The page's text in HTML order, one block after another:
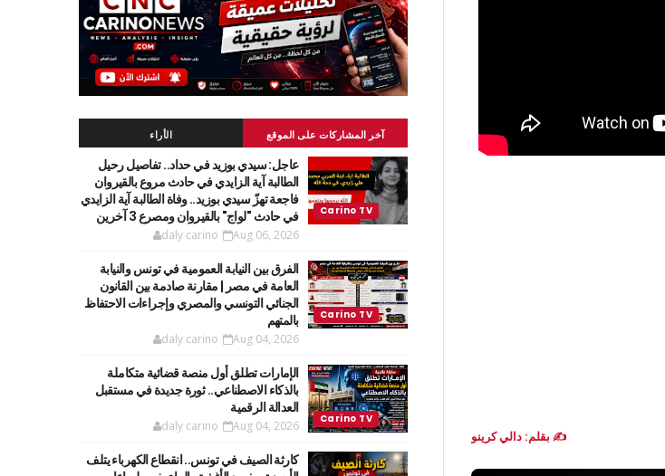
✍️ بقلم: دالي كرينو
آخر المشاركات على الموقع الأراء
عاجل: سيدي بوزيد في حداد.. تفاصيل رحيل
الطالبة آية الزايدي في حادث مروع بالقيروان
فاجعة تهزّ سيدي بوزيد.. وفاة الطالبة آية الزايدي
في حادث "لواج" بالقيروان ومصرع 3 آخرين
daly carino Aug 06, 2026
الفرق بين النيابة العمومية في تونس والنيابة
العامة في مصر | مقارنة صادمة بين القانون
الجنائي التونسي والمصري وإجراءات الاحتفاظ
بالمتهم
daly carino Aug 04, 2026
الإمارات تطلق أول منصة قضائية متكاملة
بالذكاء الاصطناعي.. ثورة جديدة في مستقبل
العدالة الرقمية
daly carino Aug 04, 2026
كارثة الصيف في تونس.. انقطاع الكهرباء يتلف